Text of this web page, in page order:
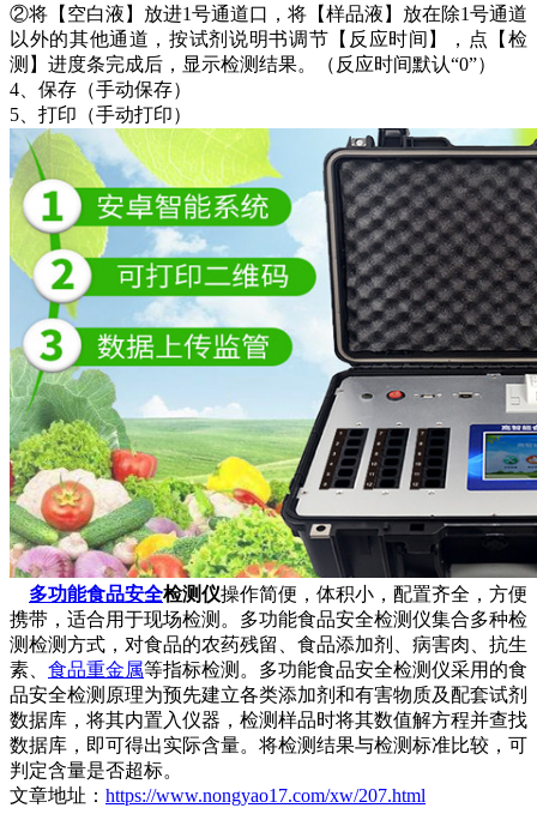
②将【空白液】放进1号通道口，将【样品液】放在除1号通道
以外的其他通道，按试剂说明书调节【反应时间】，点【检
测】进度条完成后，显示检测结果。（反应时间默认“0”）
4、保存（手动保存）
5、打印（手动打印）
多功能食品安全检测仪操作简便，体积小，配置齐全，方便
携带，适合用于现场检测。多功能食品安全检测仪集合多种检
测检测方式，对食品的农药残留、食品添加剂、病害肉、抗生
素、 食品重金属等指标检测。多功能食品安全检测仪采用的食
品安全检测原理为预先建立各类添加剂和有害物质及配套试剂
数据库，将其内置入仪器，检测样品时将其数值解方程并查找
数据库，即可得出实际含量。将检测结果与检测标准比较，可
判定含量是否超标。
文章地址： https://www.nongyao17.com/xw/207.html